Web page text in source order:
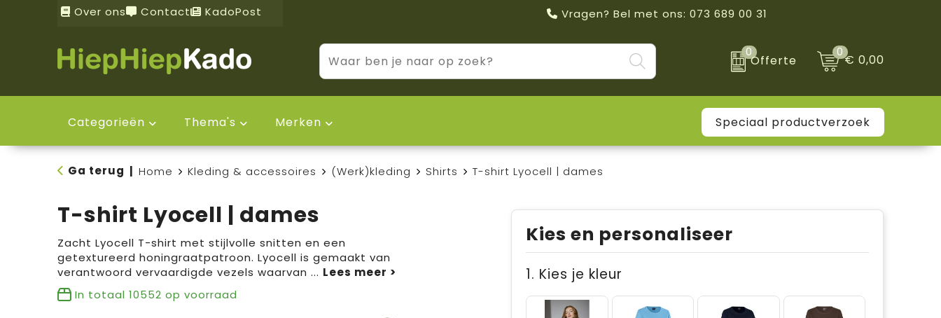
Over ons Contact KadoPost Vragen? Bel met ons: 073 689 00 31
0
Offerte
0€ 0,00
Categorieën Thema's Merken Speciaal productverzoek
Ga terug Home Kleding & accessoires (Werk)kleding Shirts T-shirt Lyocell | dames
T-shirt Lyocell | dames
Zacht Lyocell T-shirt met stijlvolle snitten en een
getextureerd honingraatpatroon. Lyocell is gemaakt van
verantwoord vervaardigde vezels waarvan ...
In totaal 10552 op voorraad
Kies en personaliseer
1. Kies je kleur